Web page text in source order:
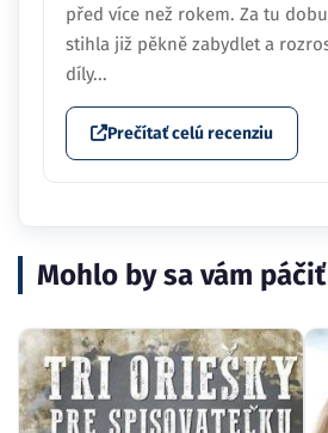
před více než rokem. Za tu
stihla již pěkně zabydlet a
díly...
Prečítať celú recenziu
Mohlo by sa vám páčiť